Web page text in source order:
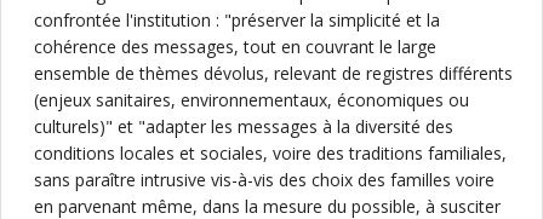
confrontée l'institution : "préserver la simplicité et la
cohérence des messages, tout en couvrant le large
ensemble de thèmes dévolus, relevant de registres différents
(enjeux sanitaires, environnementaux, économiques ou
culturels)" et "adapter les messages à la diversité des
conditions locales et sociales, voire des traditions familiales,
sans paraître intrusive vis-à-vis des choix des familles voire
en parvenant même, dans la mesure du possible, à susciter